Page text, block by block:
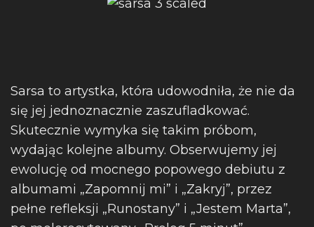
Sarsa to artystka, która udowodniła, że nie da
się jej jednoznacznie zaszufladkować.
Skutecznie wymyka się takim próbom,
wydając kolejne albumy. Obserwujemy jej
ewolucję od mocnego popowego debiutu z
albumami „Zapomnij mi” i „Zakryj”, przez
pełne refleksji „Runostany” i „Jestem Marta”,